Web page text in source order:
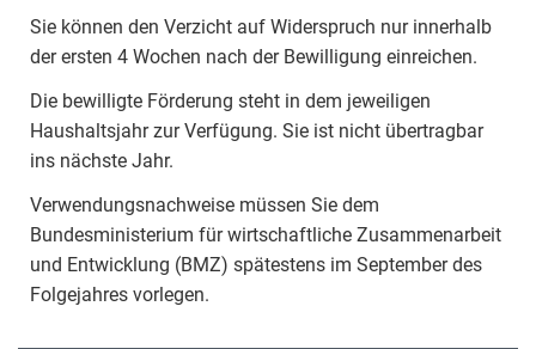
Sie können den Verzicht auf Widerspruch nur innerhalb
der ersten 4 Wochen nach der Bewilligung einreichen.
Die bewilligte Förderung steht in dem jeweiligen
Haushaltsjahr zur Verfügung. Sie ist nicht übertragbar
ins nächste Jahr.
Verwendungsnachweise müssen Sie dem
Bundesministerium für wirtschaftliche Zusammenarbeit
und Entwicklung (BMZ) spätestens im September des
Folgejahres vorlegen.